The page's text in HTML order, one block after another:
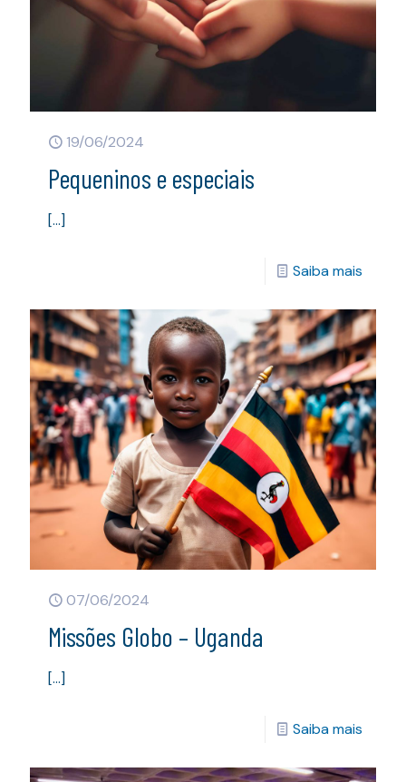
19/06/2024
Pequeninos e especiais
[…]
Saiba mais
07/06/2024
Missões Globo – Uganda
[…]
Saiba mais